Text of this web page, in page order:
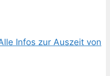
Infos zur Auszeit von